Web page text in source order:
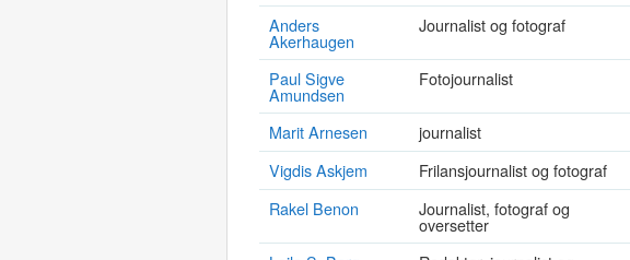
Anders
Akerhaugen
Journalist og fotograf
Paul Sigve
Amundsen
Fotojournalist
Marit Arnesen journalist
Vigdis Askjem
Frilansjournalist og fotograf
Rakel Benon
Journalist, fotograf og
oversetter